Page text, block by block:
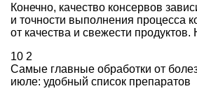
Конечно, качество консервов
и точности выполнения процесса
от качества и свежести
10 2
Самые главные обработки от
июле: удобный список препаратов